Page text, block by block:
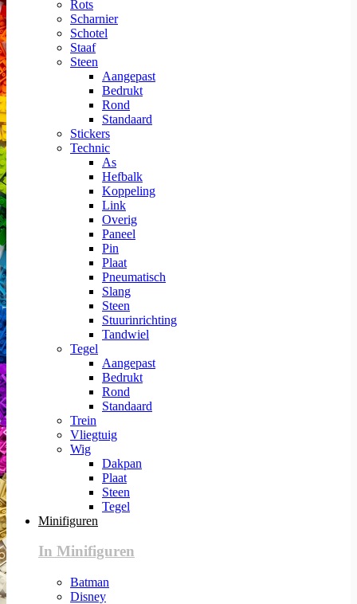
Rots
Scharnier
Schotel
Staaf
Steen
Aangepast
Bedrukt
Rond
Standaard
Stickers
Technic
As
Hefbalk
Koppeling
Link
Overig
Paneel
Pin
Plaat
Pneumatisch
Slang
Steen
Stuurinrichting
Tandwiel
Tegel
Aangepast
Bedrukt
Rond
Standaard
Trein
Vliegtuig
Wig
Dakpan
Plaat
Steen
Tegel
Minifiguren
In Minifiguren
Batman
Disney